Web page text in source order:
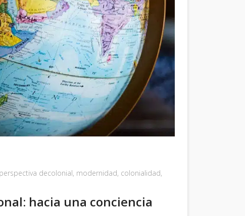
perspectiva decolonial, modernidad, colonialidad,
hacia una conciencia